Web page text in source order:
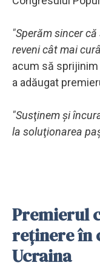
"Sperăm sincer
reveni cât mai
acum să sprijinim
a adăugat
"Susţinem şi
la soluţionarea
Premierul
reținere în
Ucraina